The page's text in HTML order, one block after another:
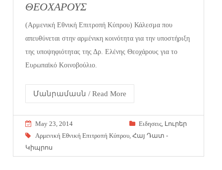
ΘΕΟΧΑΡΟΥΣ
(Αρμενική Εθνική Επιτροπή Κύπρου) Κάλεσμα που
απευθύνεται στην αρμένικη κοινότητα για την υποστήριξη
της υποψηφιότητας της Δρ. Ελένης Θεοχάρους για το
Ευρωπαϊκό Κοινοβούλιο.
Մանրամասն / Read More
May 23, 2014 Eιδησεις, Լուրեր
Αρμενική Εθνική Επιτροπή Κύπρου ,Հայ Դատ -
Կիպրոս